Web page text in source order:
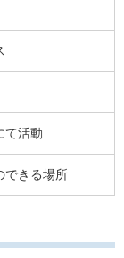
て活動
できる場所